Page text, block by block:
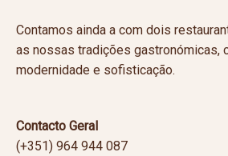
Contamos ainda a com dois
as nossas tradições gastronómicas,
modernidade e sofisticação.
Contacto Geral
(+351) 964 944 087